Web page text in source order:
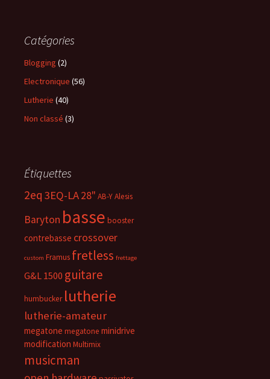
Catégories
Blogging (2)
Electronique (56)
Lutherie (40)
Non classé (3)
Étiquettes
2eq 3EQ-LA28" AB-YAlesis
Baryton basse booster
contrebasse crossover
custom Framus fretless frettage
G&L 1500 guitare
humbucker lutherie
lutherie-amateur
megatone megatone minidrive
modification Multimix
musicman